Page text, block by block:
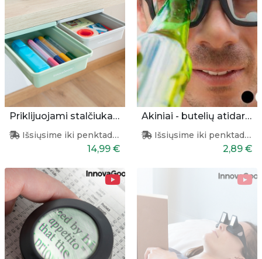
Priklijuojami stalčiukai 2 vnt.
Išsiųsime iki penktadienio
14,99 €
Akiniai - butelių atidarytuvas
Išsiųsime iki penktadienio
2,89 €